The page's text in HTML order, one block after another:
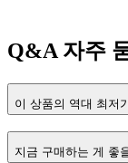
Q&A 자주
이 상품의 역대 최저
지금 구매하는 게 좋